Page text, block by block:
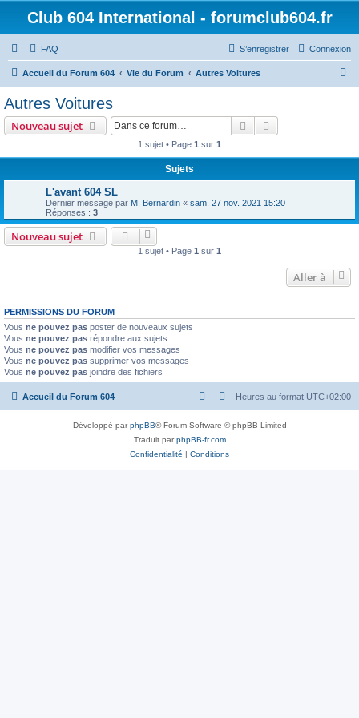
Club 604 International - forumclub604.fr
FAQ Connexion
S’enregistrer
Accueil du Forum 604 Vie du Forum Autres Voitures
e
Autres Voitures
Nouveau sujet Rechercher
1 sujet • Page 1 sur 1
Sujets
L'avant 604 SL
Dernier message par M. Bernardin « sam. 27 nov. 2021 15:20
Réponses : 3
Nouveau sujet
1 sujet • Page 1 sur 1
Aller à
PERMISSIONS DU FORUM
Vous ne pouvez pas poster de nouveaux sujets
Vous ne pouvez pas répondre aux sujets
Vous ne pouvez pas modifier vos messages
Vous ne pouvez pas supprimer vos messages
Vous ne pouvez pas joindre des fichiers
Accueil du Forum 604 Heures au format UTC+02:00
Développé parphpBB® Forum Software © phpBB Limited
Traduit parphpBB-fr.com
Confidentialité | Conditions